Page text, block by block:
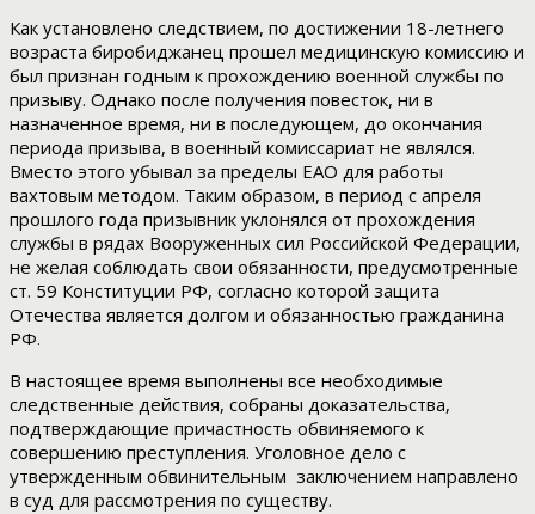
Как установлено следствием, по достижении 18-летнего
возраста биробиджанец прошел медицинскую комиссию и
был признан годным к прохождению военной службы по
призыву. Однако после получения повесток, ни в
назначенное время, ни в последующем, до окончания
периода призыва, в военный комиссариат не являлся.
Вместо этого убывал за пределы ЕАО для работы
вахтовым методом. Таким образом, в период с апреля
прошлого года призывник уклонялся от прохождения
службы в рядах Вооруженных сил Российской Федерации,
не желая соблюдать свои обязанности, предусмотренные
ст. 59 Конституции РФ, согласно которой защита
Отечества является долгом и обязанностью гражданина
РФ.
В настоящее время выполнены все необходимые
следственные действия, собраны доказательства,
подтверждающие причастность обвиняемого к
совершению преступления. Уголовное дело с
утвержденным обвинительным заключением направлено
в суд для рассмотрения по существу.